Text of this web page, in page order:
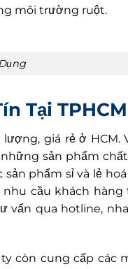
môi trường ruột.
Tại
giá rẻ ở HCM.
sản phẩm
phẩm sỉ và lẻ
cầu khách hàng
vấn qua hotline,
còn cung cấp các